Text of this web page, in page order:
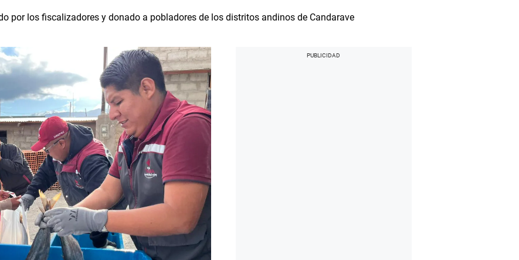
por los fiscalizadores y donado a pobladores de los distritos andinos de Candarave